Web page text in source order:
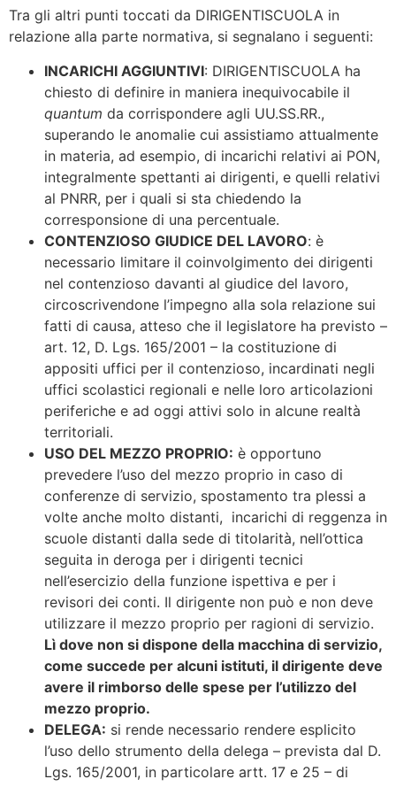
Tra gli altri punti toccati da DIRIGENTISCUOLA in
relazione alla parte normativa, si segnalano i seguenti:
INCARICHI AGGIUNTIVI: DIRIGENTISCUOLA ha
chiesto di definire in maniera inequivocabile il
quantum da corrispondere agli UU.SS.RR.,
superando le anomalie cui assistiamo attualmente
in materia, ad esempio, di incarichi relativi ai PON,
integralmente spettanti ai dirigenti, e quelli relativi
al PNRR, per i quali si sta chiedendo la
corresponsione di una percentuale.
CONTENZIOSO GIUDICE DEL LAVORO: è
necessario limitare il coinvolgimento dei dirigenti
nel contenzioso davanti al giudice del lavoro,
circoscrivendone l’impegno alla sola relazione sui
fatti di causa, atteso che il legislatore ha previsto –
art. 12, D. Lgs. 165/2001 – la costituzione di
appositi uffici per il contenzioso, incardinati negli
uffici scolastici regionali e nelle loro articolazioni
periferiche e ad oggi attivi solo in alcune realtà
territoriali.
USO DEL MEZZO PROPRIO: è opportuno
prevedere l’uso del mezzo proprio in caso di
conferenze di servizio, spostamento tra plessi a
volte anche molto distanti, incarichi di reggenza in
scuole distanti dalla sede di titolarità, nell’ottica
seguita in deroga per i dirigenti tecnici
nell’esercizio della funzione ispettiva e per i
revisori dei conti. Il dirigente non può e non deve
utilizzare il mezzo proprio per ragioni di servizio.
Lì dove non si dispone della macchina di servizio,
come succede per alcuni istituti, il dirigente deve
avere il rimborso delle spese per l’utilizzo del
mezzo proprio.
DELEGA: si rende necessario rendere esplicito
l’uso dello strumento della delega – prevista dal D.
Lgs. 165/2001, in particolare artt. 17 e 25 – di